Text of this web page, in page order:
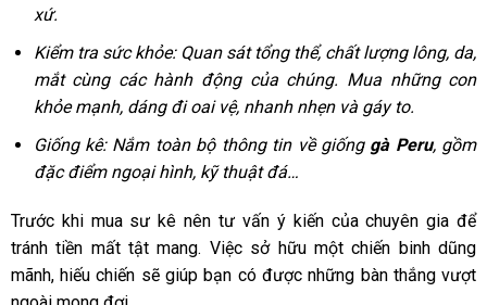
xứ.
Kiểm tra sức khỏe: Quan sát tổng thể, chất lượng lông, da,
mắt cùng các hành động của chúng. Mua những con
khỏe mạnh, dáng đi oai vệ, nhanh nhẹn và gáy to.
Giống kê: Nắm toàn bộ thông tin về giống gà Peru, gồm
đặc điểm ngoại hình, kỹ thuật đá…
Trước khi mua sư kê nên tư vấn ý kiến của chuyên gia để
tránh tiền mất tật mang. Việc sở hữu một chiến binh dũng
mãnh, hiếu chiến sẽ giúp bạn có được những bàn thắng vượt